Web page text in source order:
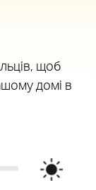
щоб
домі в